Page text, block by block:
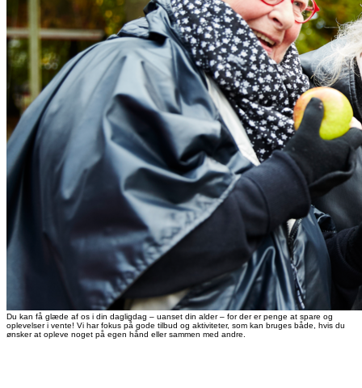
Du kan få glæde af os i din dagligdag – uanset din alder – for der er penge at spare og
oplevelser i vente! Vi har fokus på gode tilbud og aktiviteter, som kan bruges både, hvis du
ønsker at opleve noget på egen hånd eller sammen med andre.